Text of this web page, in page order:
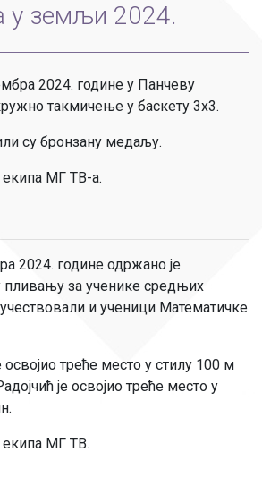
у земљи 2024.
2024. године у Панчеву
такмичење у баскету 3х3.
су бронзану медаљу.
екипа МГ ТВ-а.
2024. године одржано је
пливању за ученике средњих
и ученици Математичке
освојио треће место у стилу 100 м
је освојио треће место у
екипа МГ ТВ.